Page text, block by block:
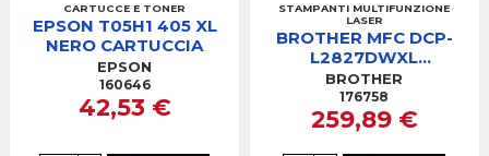
CARTUCCE E TONER
EPSON T05H1 405 XL
NERO CARTUCCIA
EPSON
160646
42,53 €
STAMPANTI MULTIFUNZIONE
LASER
BROTHER MFC DCP-
L2827DWXL
STAMPANTEAIO LASER
MONO 4IN1
FAX/WIFI/RETE
BROTHER
176758
259,89 €